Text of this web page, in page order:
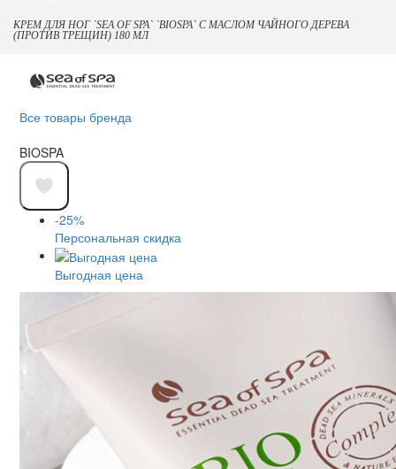
КРЕМ ДЛЯ НОГ `SEA OF SPA` `BIOSPA` С МАСЛОМ ЧАЙНОГО ДЕРЕВА
(ПРОТИВ ТРЕЩИН) 180 МЛ
Все товары бренда
BIOSPA
-25%
Персональная скидка
Выгодная цена